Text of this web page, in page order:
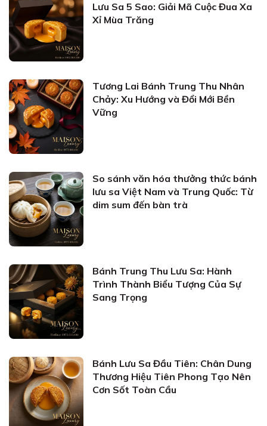
Lưu Sa 5 Sao: Giải Mã Cuộc Đua Xa
Xỉ Mùa Trăng
Tương Lai Bánh Trung Thu Nhân
Chảy: Xu Hướng và Đổi Mới Bền
Vững
So sánh văn hóa thưởng thức bánh
lưu sa Việt Nam và Trung Quốc: Từ
dim sum đến bàn trà
Bánh Trung Thu Lưu Sa: Hành
Trình Thành Biểu Tượng Của Sự
Sang Trọng
Bánh Lưu Sa Đầu Tiên: Chân Dung
Thương Hiệu Tiên Phong Tạo Nên
Cơn Sốt Toàn Cầu